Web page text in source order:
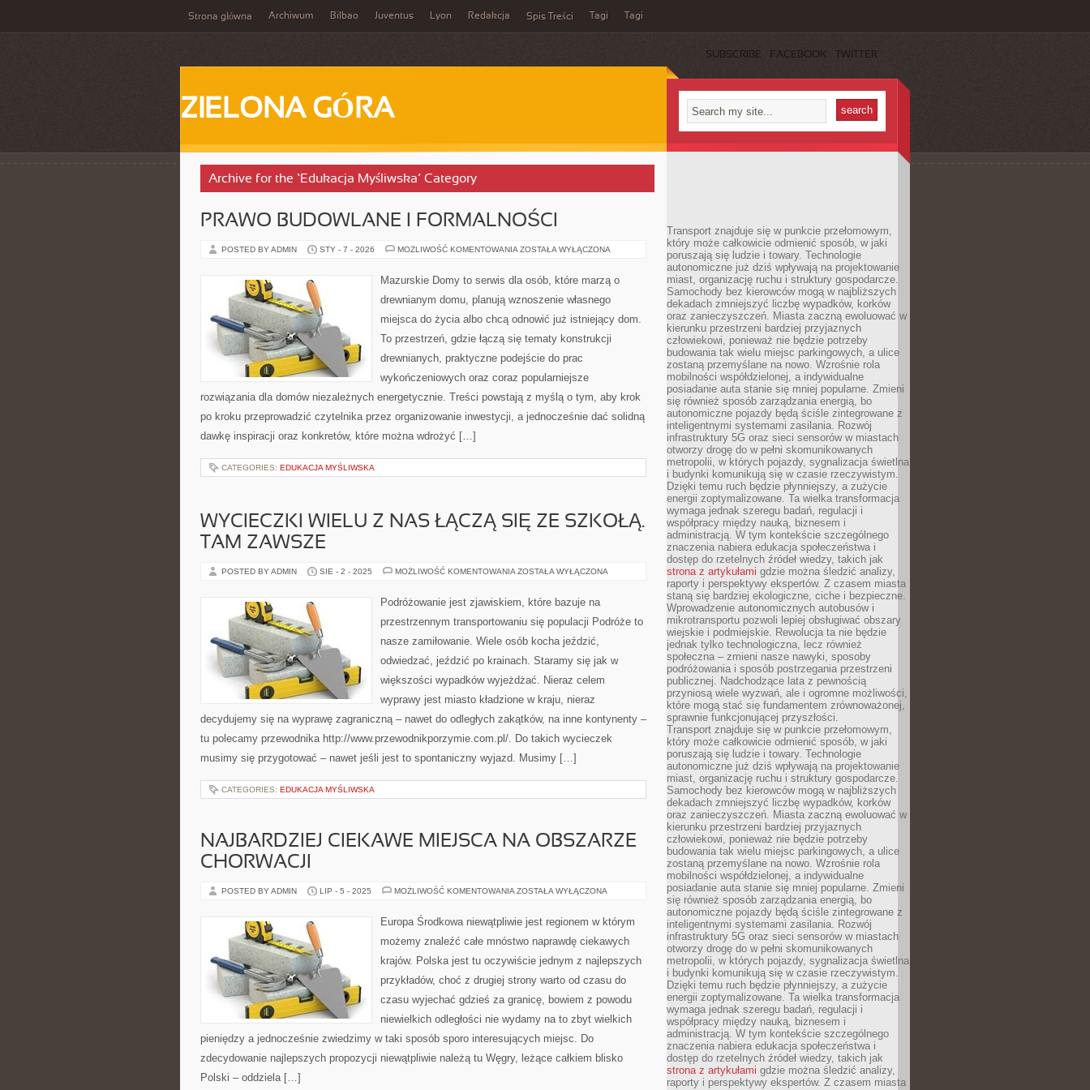
Strona główna Archiwum Bilbao Juventus Lyon Redakcja Spis Treści Tagi Tagi
SUBSCRIBE FACEBOOK TWITTER
ZIELONA GÓRA
Archive for the ‘Edukacja Myśliwska’ Category
PRAWO BUDOWLANE I FORMALNOŚCI
POSTED BY ADMIN STY - 7 - 2026 MOŻLIWOŚĆ KOMENTOWANIA PRAWO
FORMALNOŚCI
ZOSTAŁA WYŁĄCZONA
Mazurskie Domy to serwis dla osób, które marzą o
drewnianym domu, planują wznoszenie własnego
miejsca do życia albo chcą odnowić już istniejący dom.
To przestrzeń, gdzie łączą się tematy konstrukcji
drewnianych, praktyczne podejście do prac
wykończeniowych oraz coraz popularniejsze
rozwiązania dla domów niezależnych energetycznie. Treści powstają z myślą o tym, aby krok
po kroku przeprowadzić czytelnika przez organizowanie inwestycji, a jednocześnie dać solidną
dawkę inspiracji oraz konkretów, które można wdrożyć […]
CATEGORIES: EDUKACJA MYŚLIWSKA
WYCIECZKI WIELU Z NAS ŁĄCZĄ SIĘ ZE SZKOŁĄ.
TAM ZAWSZE
POSTED BY ADMIN SIE - 2 - 2025 MOŻLIWOŚĆ KOMENTOWANIA WYCIECZKI
NAS
ŁĄCZĄ
ZE
TAM
ZOSTAŁA WYŁĄCZONA
Podróżowanie jest zjawiskiem, które bazuje na
przestrzennym transportowaniu się populacji Podróże to
nasze zamiłowanie. Wiele osób kocha jeździć,
odwiedzać, jeździć po krainach. Staramy się jak w
większości wypadków wyjeżdżać. Nieraz celem
wyprawy jest miasto kładzione w kraju, nieraz
decydujemy się na wyprawę zagraniczną – nawet do odległych zakątków, na inne kontynenty –
tu polecamy przewodnika http://www.przewodnikporzymie.com.pl/. Do takich wycieczek
musimy się przygotować – nawet jeśli jest to spontaniczny wyjazd. Musimy […]
CATEGORIES: EDUKACJA MYŚLIWSKA
NAJBARDZIEJ CIEKAWE MIEJSCA NA OBSZARZE
CHORWACJI
POSTED BY ADMIN LIP - 5 - 2025 MOŻLIWOŚĆ KOMENTOWANIA NAJBARDZIEJ
OBSZARZE
ZOSTAŁA WYŁĄCZONA
Europa Środkowa niewątpliwie jest regionem w którym
możemy znaleźć całe mnóstwo naprawdę ciekawych
krajów. Polska jest tu oczywiście jednym z najlepszych
przykładów, choć z drugiej strony warto od czasu do
czasu wyjechać gdzieś za granicę, bowiem z powodu
niewielkich odległości nie wydamy na to zbyt wielkich
pieniędzy a jednocześnie zwiedzimy w taki sposób sporo interesujących miejsc. Do
zdecydowanie najlepszych propozycji niewątpliwie należą tu Węgry, leżące całkiem blisko
Polski – oddziela […]
Transport znajduje się w punkcie przełomowym,
który może całkowicie odmienić sposób, w jaki
poruszają się ludzie i towary. Technologie
autonomiczne już dziś wpływają na projektowanie
miast, organizację ruchu i struktury gospodarcze.
Samochody bez kierowców mogą w najbliższych
dekadach zmniejszyć liczbę wypadków, korków
oraz zanieczyszczeń. Miasta zaczną ewoluować w
kierunku przestrzeni bardziej przyjaznych
człowiekowi, ponieważ nie będzie potrzeby
budowania tak wielu miejsc parkingowych, a ulice
zostaną przemyślane na nowo. Wzrośnie rola
mobilności współdzielonej, a indywidualne
posiadanie auta stanie się mniej popularne. Zmieni
się również sposób zarządzania energią, bo
autonomiczne pojazdy będą ściśle zintegrowane z
inteligentnymi systemami zasilania. Rozwój
infrastruktury 5G oraz sieci sensorów w miastach
otworzy drogę do w pełni skomunikowanych
metropolii, w których pojazdy, sygnalizacja świetlna
i budynki komunikują się w czasie rzeczywistym.
Dzięki temu ruch będzie płynniejszy, a zużycie
energii zoptymalizowane. Ta wielka transformacja
wymaga jednak szeregu badań, regulacji i
współpracy między nauką, biznesem i
administracją. W tym kontekście szczególnego
znaczenia nabiera edukacja społeczeństwa i
dostęp do rzetelnych źródeł wiedzy, takich jak
strona z artykułami gdzie można śledzić analizy,
raporty i perspektywy ekspertów. Z czasem miasta
staną się bardziej ekologiczne, ciche i bezpieczne.
Wprowadzenie autonomicznych autobusów i
mikrotransportu pozwoli lepiej obsługiwać obszary
wiejskie i podmiejskie. Rewolucja ta nie będzie
jednak tylko technologiczna, lecz również
społeczna – zmieni nasze nawyki, sposoby
podróżowania i sposób postrzegania przestrzeni
publicznej. Nadchodzące lata z pewnością
przyniosą wiele wyzwań, ale i ogromne możliwości,
które mogą stać się fundamentem zrównoważonej,
sprawnie funkcjonującej przyszłości.
Transport znajduje się w punkcie przełomowym,
który może całkowicie odmienić sposób, w jaki
poruszają się ludzie i towary. Technologie
autonomiczne już dziś wpływają na projektowanie
miast, organizację ruchu i struktury gospodarcze.
Samochody bez kierowców mogą w najbliższych
dekadach zmniejszyć liczbę wypadków, korków
oraz zanieczyszczeń. Miasta zaczną ewoluować w
kierunku przestrzeni bardziej przyjaznych
człowiekowi, ponieważ nie będzie potrzeby
budowania tak wielu miejsc parkingowych, a ulice
zostaną przemyślane na nowo. Wzrośnie rola
mobilności współdzielonej, a indywidualne
posiadanie auta stanie się mniej popularne. Zmieni
się również sposób zarządzania energią, bo
autonomiczne pojazdy będą ściśle zintegrowane z
inteligentnymi systemami zasilania. Rozwój
infrastruktury 5G oraz sieci sensorów w miastach
otworzy drogę do w pełni skomunikowanych
metropolii, w których pojazdy, sygnalizacja świetlna
i budynki komunikują się w czasie rzeczywistym.
Dzięki temu ruch będzie płynniejszy, a zużycie
energii zoptymalizowane. Ta wielka transformacja
wymaga jednak szeregu badań, regulacji i
współpracy między nauką, biznesem i
administracją. W tym kontekście szczególnego
znaczenia nabiera edukacja społeczeństwa i
dostęp do rzetelnych źródeł wiedzy, takich jak
strona z artykułami gdzie można śledzić analizy,
raporty i perspektywy ekspertów. Z czasem miasta